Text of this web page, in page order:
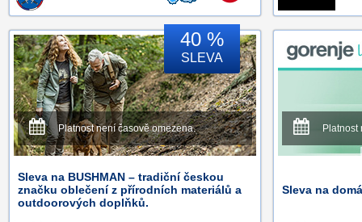
40 %
SLEVA
Platnost není časově omezena.
Sleva na BUSHMAN – tradiční českou
značku oblečení z přírodních materiálů a
outdoorových doplňků.
Platnost
Sleva na